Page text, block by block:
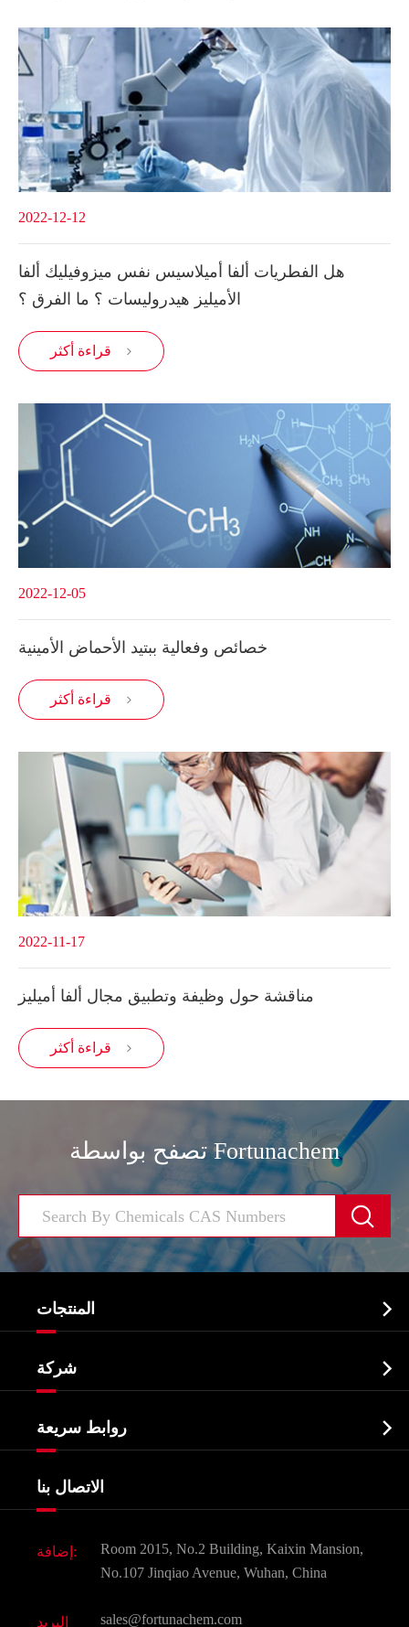
2022-12-12
هل الفطريات ألفا أميلاسيس نفس ميزوفيليك ألفا
الأميليز هيدروليسات ؟ ما الفرق ؟
قراءة أكثر 
2022-12-05
خصائص وفعالية ببتيد الأحماض الأمينية
قراءة أكثر 
2022-11-17
مناقشة حول وظيفة وتطبيق مجال ألفا أميليز
قراءة أكثر 
تصفح بواسطة Fortunachem

المنتجات 
الصيدلانية وسيطة
البيوكيميائية
Agrochemicals و الوسطيات
مكونات مستحضرات التجميل
النكهات و عطور
شركة 
شهادات و مصنع تظهر
شركة التاريخ
روابط سريعة 
الاتصال بنا
إضافة:
Room 2015, No.2 Building, Kaixin Mansion,
No.107 Jinqiao Avenue, Wuhan, China
البريد sales@fortunachem.com